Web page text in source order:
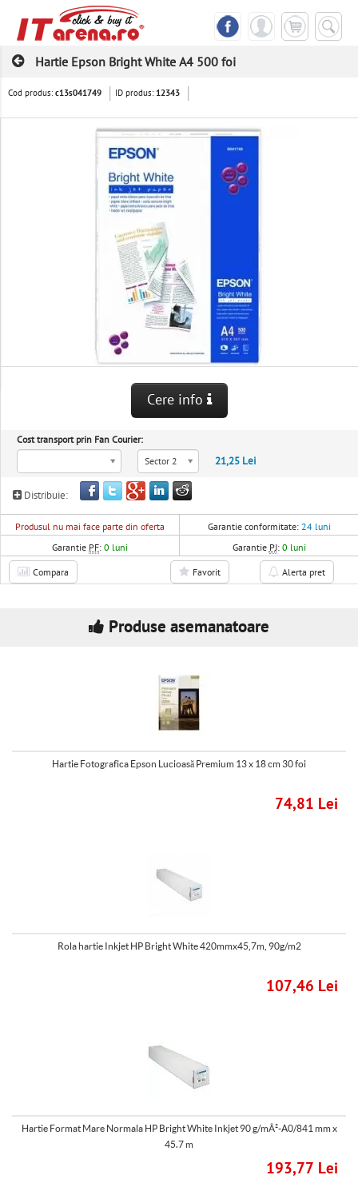
Hartie Epson Bright White A4 500 foi
Cod produs:c13s041749 ID produs: 12343
Cere info
Cost transport prin Fan Courier:
Sector 2
21,25 Lei
Distribuie:
Produsul nu mai face parte din oferta Garantie conformitate: 24 luni
Garantie PF:0 luni Garantie PJ: 0 luni
Compara Favorit Alerta pret
Produse asemanatoare
Hartie Fotografica Epson Lucioasă Premium 13 x 18 cm 30 foi
74,81 Lei
Rola hartie Inkjet HP Bright White 420mmx45,7m, 90g/m2
107,46 Lei
Hartie Format Mare Normala HP Bright White Inkjet 90 g/mÂ²-A0/841 mm x
45.7 m
193,77 Lei